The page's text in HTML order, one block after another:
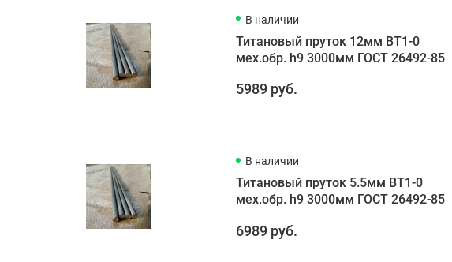
В наличии
Титановый пруток 12мм ВТ1-0
мех.обр. h9 3000мм ГОСТ 26492-85
5989 руб.
В наличии
Титановый пруток 5.5мм ВТ1-0
мех.обр. h9 3000мм ГОСТ 26492-85
6989 руб.